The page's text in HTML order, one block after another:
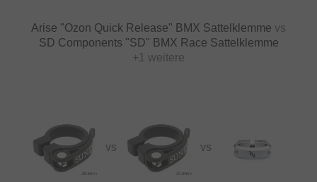
Arise "Ozon Quick Release" BMX Sattelklemme vs
SD Components "SD" BMX Race Sattelklemme
+1 weitere
VS VS